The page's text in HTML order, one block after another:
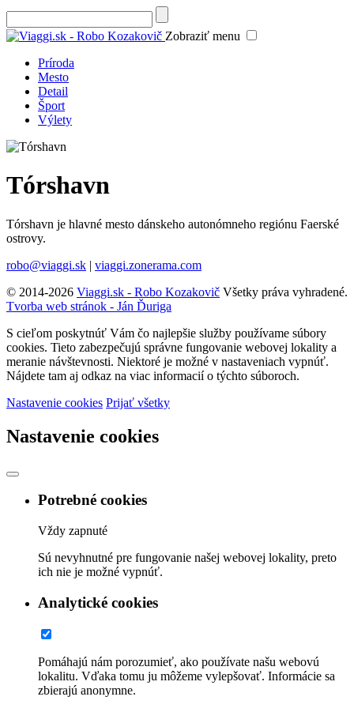
Zobraziť menu
Príroda
Mesto
Detail
Šport
Výlety
Tórshavn
Tórshavn je hlavné mesto dánskeho autonómneho regiónu Faerské
ostrovy.
robo@viaggi.sk | viaggi.zonerama.com
© 2014-2026 Viaggi.sk - Robo Kozakovič Všetky práva vyhradené.
Tvorba web stránok - Ján Ďuriga
S cieľom poskytnúť Vám čo najlepšie služby používame súbory
cookies. Tieto zabezpečujú správne fungovanie webovej lokality a
meranie návštevnosti. Niektoré je možné v nastaveniach vypnúť.
Nájdete tam aj odkaz na viac informacií o týchto súboroch.
Nastavenie cookies Prijať všetky
Nastavenie cookies
Potrebné cookies
Vždy zapnuté
Sú nevyhnutné pre fungovanie našej webovej lokality, preto
ich nie je možné vypnúť.
Analytické cookies
Pomáhajú nám porozumieť, ako používate našu webovú
lokalitu. Vďaka tomu ju môžeme vylepšovať. Informácie sa
zbierajú anonymne.